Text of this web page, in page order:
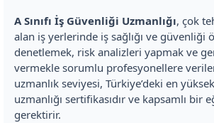
A Sınıfı İş Güvenliği Uzmanlığı, çok
alan iş yerlerinde iş sağlığı ve güvenliği
denetlemek, risk analizleri yapmak ve
vermekle sorumlu profesyonellere
uzmanlık seviyesi, Türkiye’deki en
uzmanlığı sertifikasıdır ve kapsamlı bir
gerektirir.